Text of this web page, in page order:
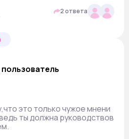
2 ответа
это только чужое мнени
ты должна руководствов